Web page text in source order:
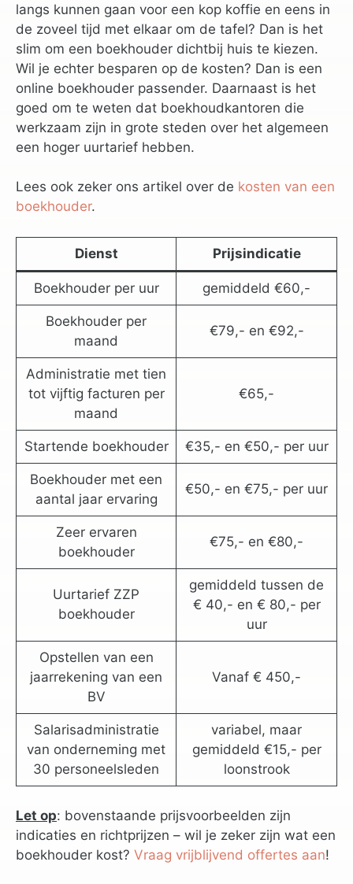
langs kunnen gaan voor een kop koffie en eens in
de zoveel tijd met elkaar om de tafel? Dan is het
slim om een boekhouder dichtbij huis te kiezen.
Wil je echter besparen op de kosten? Dan is een
online boekhouder passender. Daarnaast is het
goed om te weten dat boekhoudkantoren die
werkzaam zijn in grote steden over het algemeen
een hoger uurtarief hebben.
Lees ook zeker ons artikel over de kosten van een
boekhouder.
Dienst Prijsindicatie
Boekhouder per uur gemiddeld €60,-
Boekhouder per
maand
€79,- en €92,-
Administratie met tien
tot vijftig facturen per
maand
€65,-
Startende boekhouder €35,- en €50,- per uur
Boekhouder met een
aantal jaar ervaring
€50,- en €75,- per uur
Zeer ervaren
boekhouder
€75,- en €80,-
Uurtarief ZZP
boekhouder
gemiddeld tussen de
€ 40,- en € 80,- per
uur
Opstellen van een
jaarrekening van een
BV
Vanaf € 450,-
Salarisadministratie
van onderneming met
30 personeelsleden
variabel, maar
gemiddeld €15,- per
loonstrook
Let op: bovenstaande prijsvoorbeelden zijn
indicaties en richtprijzen – wil je zeker zijn wat een
boekhouder kost? Vraag vrijblijvend offertes aan!